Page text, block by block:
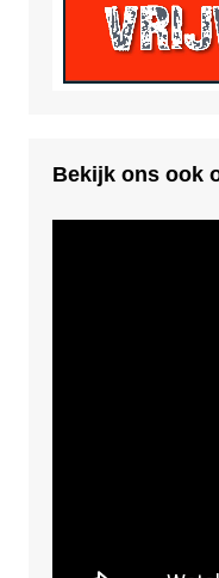
Bekijk ons ook